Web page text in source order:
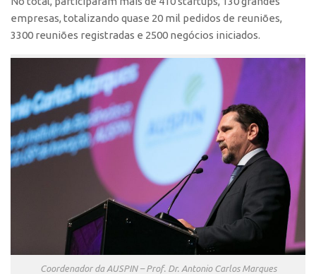
Conexão USP
Leis e Normas
Portal do Inventor
Inteligência Competitiva
Editais
Pesquisa na USP
EMBRAPIIs
CEPIDs
CEPIX
CPEs
empresas, totalizando quase 20 mil pedidos de reuniões,
3300 reuniões registradas e 2500 negócios iniciados.
Coordenador da AUSPIN – Prof. Dr. Antonio Carlos Marques